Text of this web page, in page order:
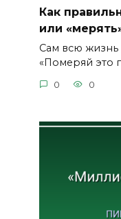
Как
или
Сам всю жизнь
«Померяй это
0 0